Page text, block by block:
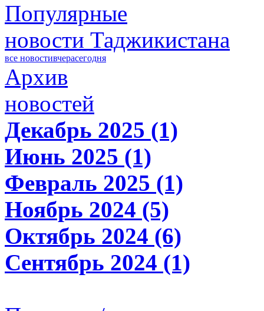
Популярные
новости Таджикистана
все новостивчерасегодня
Архив
новостей
Декабрь 2025 (1)
Июнь 2025 (1)
Февраль 2025 (1)
Ноябрь 2024 (5)
Октябрь 2024 (6)
Сентябрь 2024 (1)